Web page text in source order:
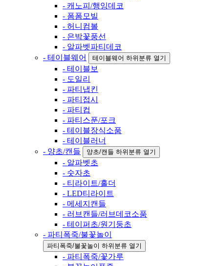
- 캐노피/행잉데코
- 폼폼모빌
- 허니컴볼
- 은박꽃풍선
- 알파벳파티데코
- 테이블웨어
테이블웨어 하위분류 열기
- 테이블보
- 도일리
- 파티냅킨
- 파티접시
- 파티컵
- 파티스푼/포크
- 테이블장식소품
- 테이블러너
- 양초/캔들
양초/캔들 하위분류 열기
- 알파벳초
- 숫자초
- 티라이트/홀더
- LED티라이트
- 메세지캔들
- 러브캔들/러브데코소품
- 테이퍼초/원기둥초
- 파티폭죽/불꽃놀이
파티폭죽/불꽃놀이 하위분류 열기
- 파티폭죽/꽃가루